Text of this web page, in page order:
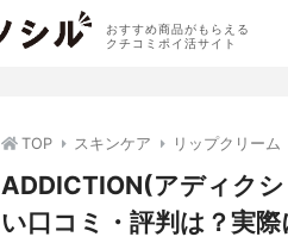
おすすめ商品がもらえる
クチコミポイ活サイト
TOP スキンケア リップクリーム
ADDICTION(アディク
い口コミ・評判は？実